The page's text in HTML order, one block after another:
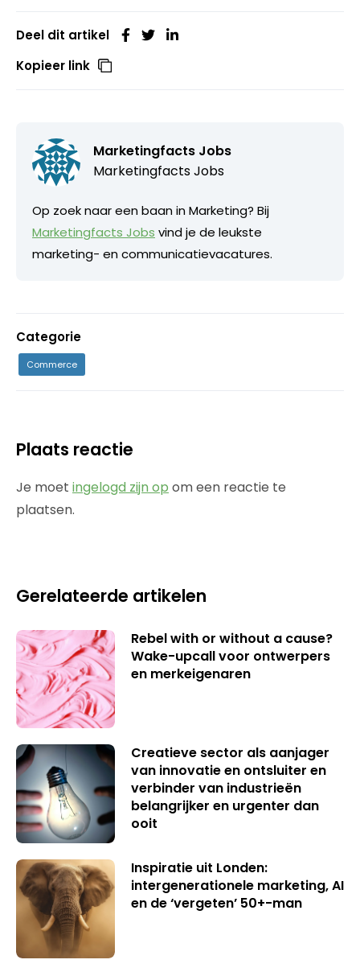
Deel dit artikel
Kopieer link
Marketingfacts Jobs
Marketingfacts Jobs
Op zoek naar een baan in Marketing? Bij
Marketingfacts Jobs vind je de leukste
marketing- en communicatievacatures.
Categorie
Commerce
Plaats reactie
Je moet ingelogd zijn op om een reactie te
plaatsen.
Gerelateerde artikelen
Rebel with or without a cause?
Wake-upcall voor ontwerpers
en merkeigenaren
Creatieve sector als aanjager
van innovatie en ontsluiter en
verbinder van industrieën
belangrijker en urgenter dan
ooit
Inspiratie uit Londen:
intergenerationele marketing, AI
en de ‘vergeten’ 50+-man